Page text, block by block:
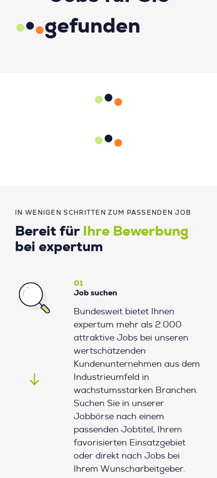
IN WENIGEN SCHRITTEN ZUM PASSENDEN JOB
Bereit für
Ihre Bewerbung
bei expertum
01
Job suchen
Bundesweit bietet Ihnen
expertum mehr als 2.000
attraktive Jobs bei unseren
wertschätzenden
Kundenunternehmen aus dem
Industrieumfeld in
wachstumsstarken Branchen.
Suchen Sie in unserer
Jobbörse nach einem
passenden Jobtitel, Ihrem
favorisierten Einsatzgebiet
oder direkt nach Jobs bei
Ihrem Wunscharbeitgeber.